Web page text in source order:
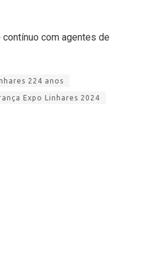
com agentes de
224 anos
Expo Linhares 2024